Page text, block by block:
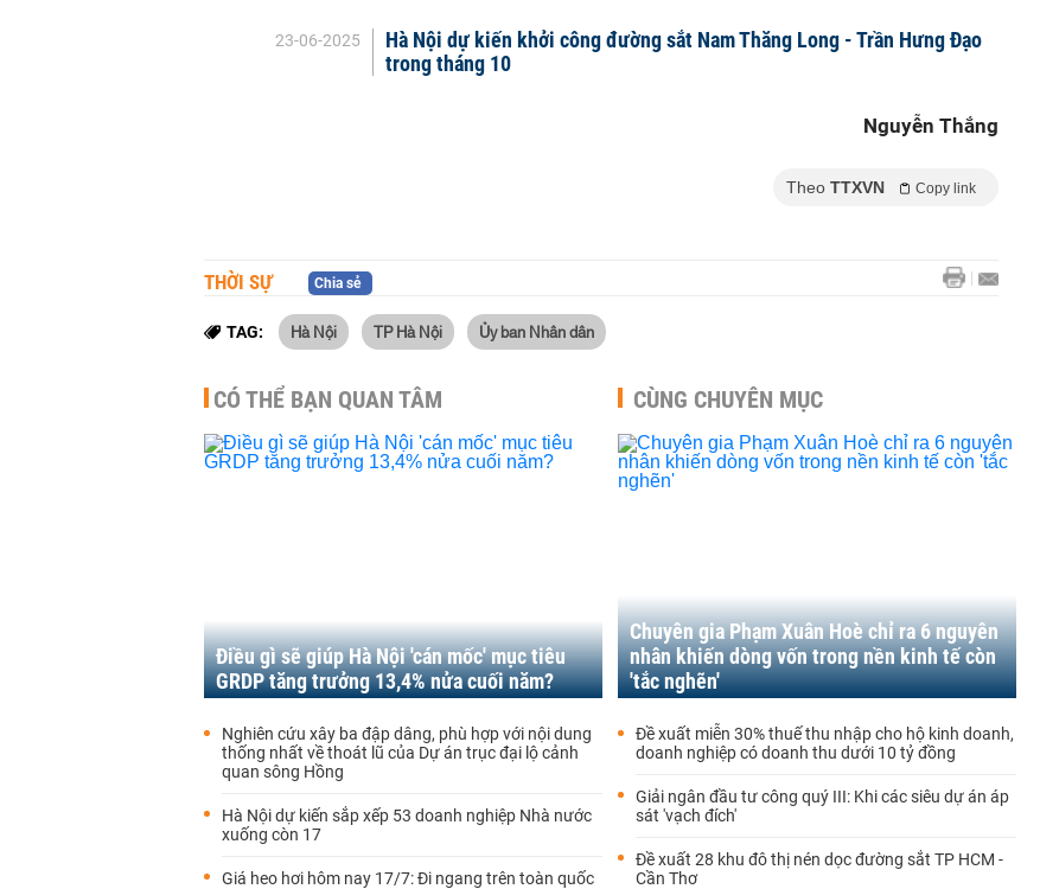
23-06-2025
Hà Nội dự kiến khởi công đường sắt Nam Thăng Long - Trần Hưng Đạo
trong tháng 10
Nguyễn Thắng
Theo TTXVN Copy link
THỜI SỰ Chia sẻ
TAG: Hà Nội TP Hà Nội Ủy ban Nhân dân
CÓ THỂ BẠN QUAN TÂM
Điều gì sẽ giúp Hà Nội 'cán mốc' mục tiêu
GRDP tăng trưởng 13,4% nửa cuối năm?
Nghiên cứu xây ba đập dâng, phù hợp với nội dung
thống nhất về thoát lũ của Dự án trục đại lộ cảnh
quan sông Hồng
Hà Nội dự kiến sắp xếp 53 doanh nghiệp Nhà nước
xuống còn 17
Giá heo hơi hôm nay 17/7: Đi ngang trên toàn quốc
CÙNG CHUYÊN MỤC
Chuyên gia Phạm Xuân Hoè chỉ ra 6 nguyên
nhân khiến dòng vốn trong nền kinh tế còn
'tắc nghẽn'
Đề xuất miễn 30% thuế thu nhập cho hộ kinh doanh,
doanh nghiệp có doanh thu dưới 10 tỷ đồng
Giải ngân đầu tư công quý III: Khi các siêu dự án áp
sát 'vạch đích'
Đề xuất 28 khu đô thị nén dọc đường sắt TP HCM -
Cần Thơ